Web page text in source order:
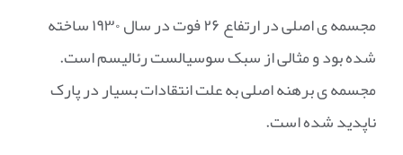
مجسمه ی اصلی در ارتفاع ۲۶ فوت در سال ۱۹۳۰ ساخته
شده بود و مثالی از سبک سوسیالست رئالیسم است.
مجسمه ی برهنه اصلی به علت انتقادات بسیار در پارک
ناپدید شده است.